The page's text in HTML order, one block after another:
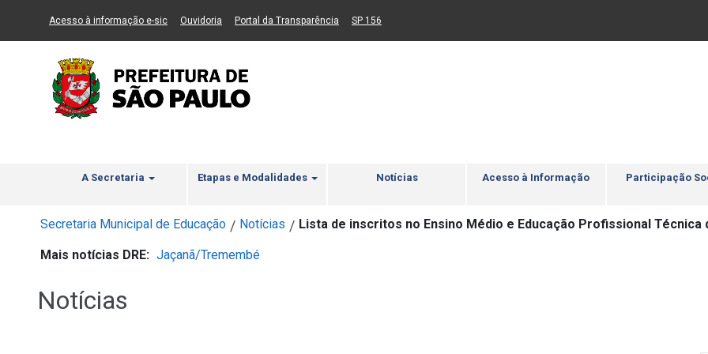
Ir ao Conteúdo Ir para menu principal 2 Ir para busca Ir para rodapé
Acesso à informação e-sic(Link para um novo sítio)
Ouvidoria (Link para um novo sítio)
Portal da Transparência (Link para um novo sítio)
SP 156
A Secretaria Etapas e Modalidades Notícias Acesso à Informação Participação
Secretaria Municipal de Educação / Notícias / Lista de inscritos no Ensino Médio e Educação Profissional Técnica
Mais notícias DRE: Jaçanã/Tremembé
Notícias